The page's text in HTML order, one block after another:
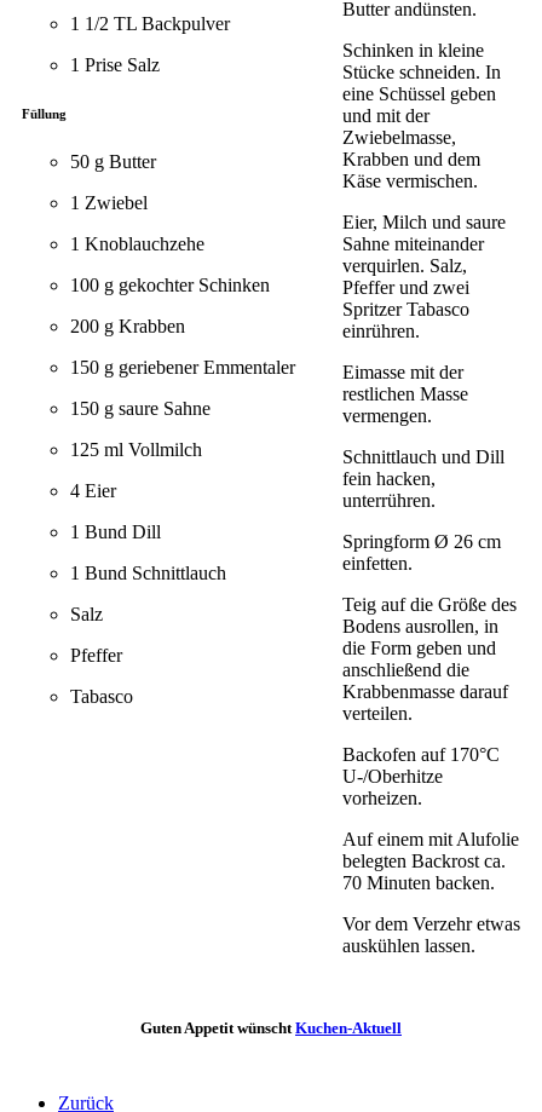
1 1/2 TL Backpulver
1 Prise Salz
Füllung
50 g Butter
1 Zwiebel
1 Knoblauchzehe
100 g gekochter Schinken
200 g Krabben
150 g geriebener Emmentaler
150 g saure Sahne
125 ml Vollmilch
4 Eier
1 Bund Dill
1 Bund Schnittlauch
Salz
Pfeffer
Tabasco
Butter andünsten.
Schinken in kleine
Stücke schneiden. In
eine Schüssel geben
und mit der
Zwiebelmasse,
Krabben und dem
Käse vermischen.
Eier, Milch und saure
Sahne miteinander
verquirlen. Salz,
Pfeffer und zwei
Spritzer Tabasco
einrühren.
Eimasse mit der
restlichen Masse
vermengen.
Schnittlauch und Dill
fein hacken,
unterrühren.
Springform Ø 26 cm
einfetten.
Teig auf die Größe des
Bodens ausrollen, in
die Form geben und
anschließend die
Krabbenmasse darauf
verteilen.
Backofen auf 170°C
U-/Oberhitze
vorheizen.
Auf einem mit Alufolie
belegten Backrost ca.
70 Minuten backen.
Vor dem Verzehr etwas
auskühlen lassen.
Guten Appetit wünscht Kuchen-Aktuell
Zurück